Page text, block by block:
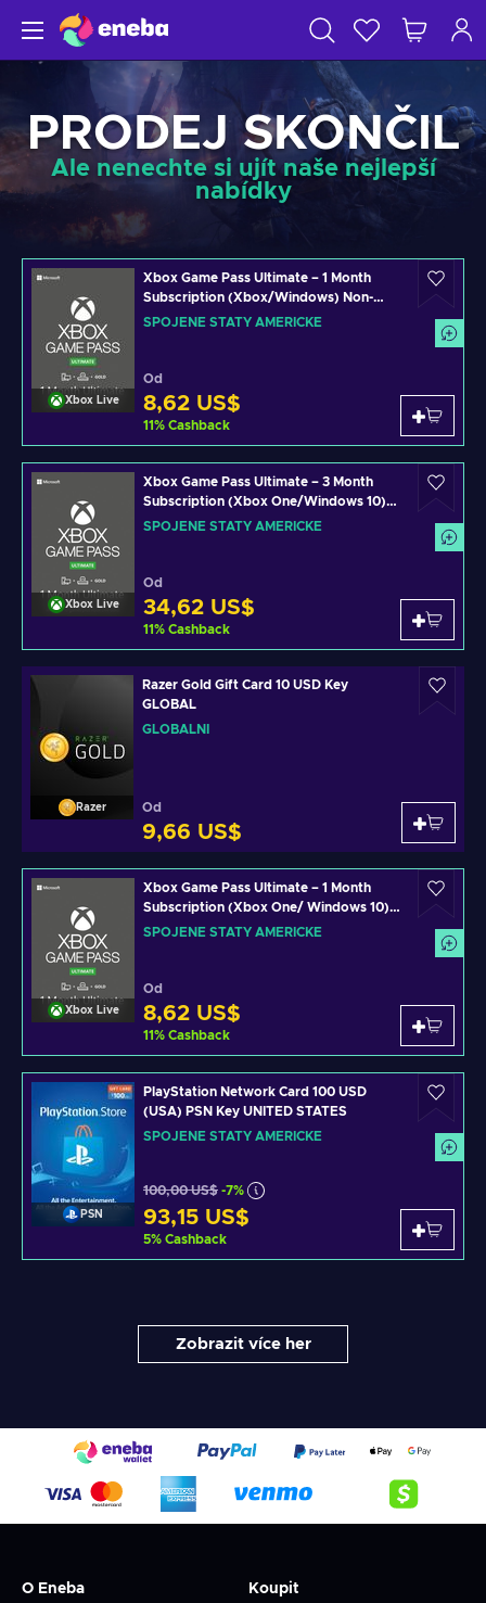
PRODEJ SKONČIL
Ale nenechte si ujít naše nejlepší
nabídky
Xbox Live
Xbox Game Pass Ultimate – 1 Month
Subscription (Xbox/Windows) Non-
stackable Key UNITED STATES
SPOJENÉ STÁTY AMERICKÉ
Od
8,62 US$
11% Cashback
Xbox Live
Xbox Game Pass Ultimate – 3 Month
Subscription (Xbox One/Windows 10)
Xbox Live Key UNITED STATES
SPOJENÉ STÁTY AMERICKÉ
Od
34,62 US$
11% Cashback
Razer
Razer Gold Gift Card 10 USD Key
GLOBAL
GLOBÁLNÍ
Od
9,66 US$
Xbox Live
Xbox Game Pass Ultimate – 1 Month
Subscription (Xbox One/ Windows 10)
non-stackable Xbox Live Key UNITED
SPOJENÉ STÁTY AMERICKÉ
Od
8,62 US$
11% Cashback
PSN
PlayStation Network Card 100 USD
(USA) PSN Key UNITED STATES
SPOJENÉ STÁTY AMERICKÉ
100,00 US$ -7%
93,15 US$
5% Cashback
Zobrazit více her
O Eneba Koupit